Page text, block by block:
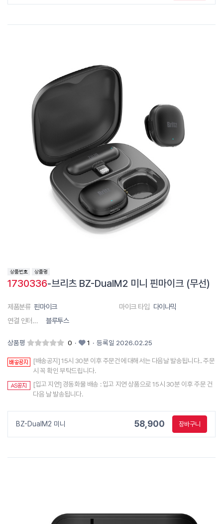
1730336-브리츠 BZ-DualM2 미니 핀마이크 (무선)
제품분류 핀마이크 마이크 타입 다이나믹
연결 인터페이스
블루투스
상품평 0 · 1 · 등록일 2026.02.25
[배송공지] 15시 30분 이후 주문건에 대해서는 다음날 발송됩니다.. 주문
시 꼭 확인 부탁드립니다.
[입고 지연] 경동화물 배송 : 입고 지연 상품으로 15시 30분 이후 주문 건
다음 날 발송됩니다.
BZ-DualM2 미니 58,900 장바구니